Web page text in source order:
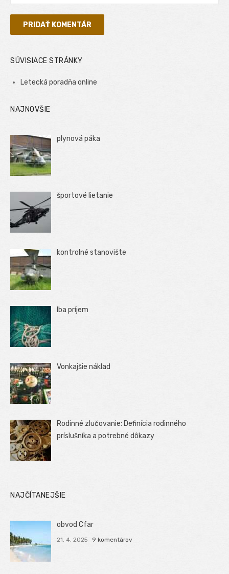
SÚVISIACE STRÁNKY
Letecká poradňa online
NAJNOVŠIE
plynová páka
športové lietanie
kontrolné stanovište
Iba príjem
Vonkajšie náklad
Rodinné zlučovanie: Definícia rodinného
príslušníka a potrebné dôkazy
NAJČÍTANEJŠIE
obvod Cfar
21. 4. 2025 9 komentárov